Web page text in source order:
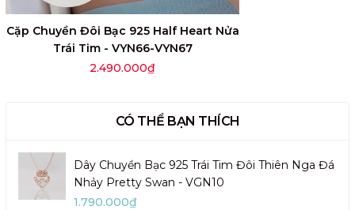
Cặp Chuyền Đôi Bạc 925 Half Heart Nửa
Trái Tim - VYN66-VYN67
2.490.000₫
CÓ THỂ BẠN THÍCH
Dây Chuyền Bạc 925 Trái Tim Đôi Thiên Nga Đá
Nhảy Pretty Swan - VGN10
1.790.000₫